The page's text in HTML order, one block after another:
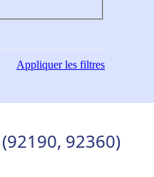
Appliquerles filtres
92360)